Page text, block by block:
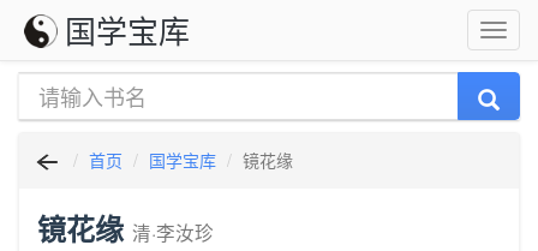
国学宝库
首页 国学宝库 镜花缘
镜花缘 清·李汝珍